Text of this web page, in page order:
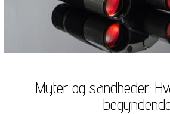
Myter og sandheder: